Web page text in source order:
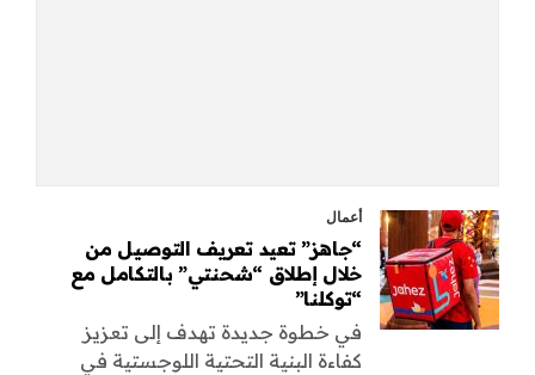
أعمال
“جاهز” تعيد تعريف التوصيل من
خلال إطلاق “شحنتي” بالتكامل مع
“توكلنا”
في خطوة جديدة تهدف إلى تعزيز
كفاءة البنية التحتية اللوجستية في